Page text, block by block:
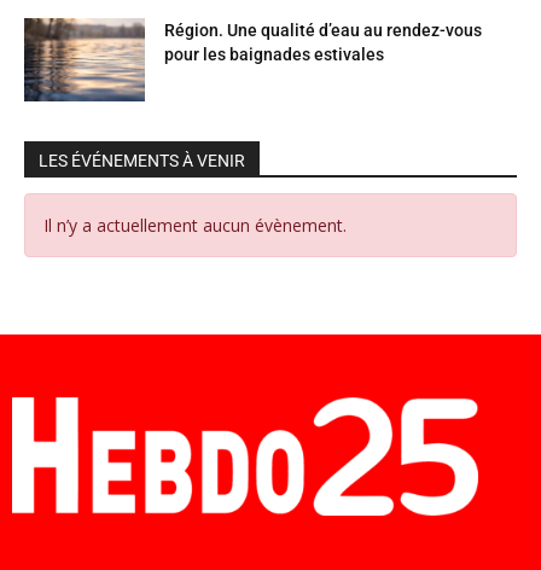
Région. Une qualité d’eau au rendez-vous
pour les baignades estivales
LES ÉVÉNEMENTS À VENIR
Il n’y a actuellement aucun évènement.